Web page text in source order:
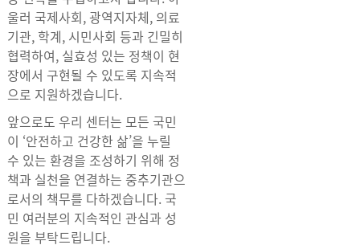
울러 국제사회, 광역지자체, 의료
기관, 학계, 시민사회 등과 긴밀히
협력하여, 실효성 있는 정책이 현
장에서 구현될 수 있도록 지속적
으로 지원하겠습니다.
앞으로도 우리 센터는 모든 국민
이 ‘안전하고 건강한 삶’을 누릴
수 있는 환경을 조성하기 위해 정
책과 실천을 연결하는 중추기관으
로서의 책무를 다하겠습니다. 국
민 여러분의 지속적인 관심과 성
원을 부탁드립니다.